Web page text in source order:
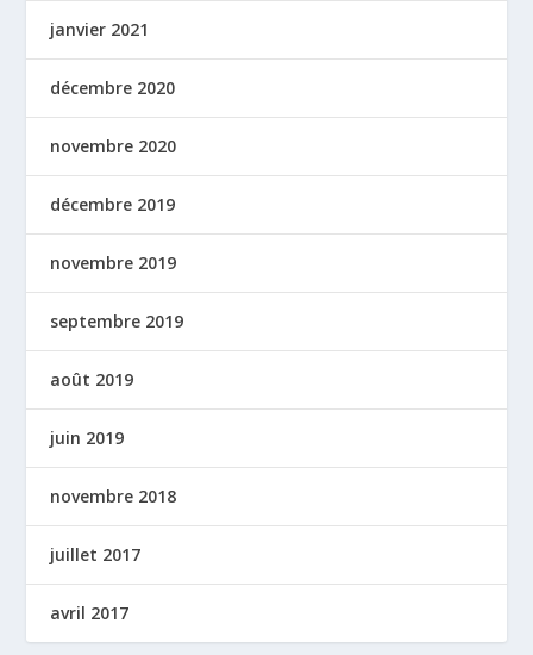
janvier 2021
décembre 2020
novembre 2020
décembre 2019
novembre 2019
septembre 2019
août 2019
juin 2019
novembre 2018
juillet 2017
avril 2017